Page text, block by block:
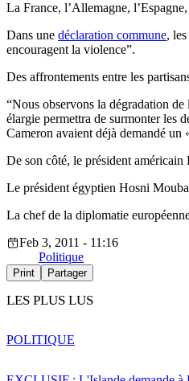
La France, l’Allemagne,
Dans une déclaration commune,
encouragent la violence”.
Des affrontements entre les
“Nous observons la dégradation
élargie permettra de surmonter les
Cameron avaient déjà demandé un
De son côté, le président
Le président égyptien Hosni
La chef de la diplomatie
Feb 3, 2011 - 11:16
Politique
Print Partager
LES PLUS LUS
POLITIQUE